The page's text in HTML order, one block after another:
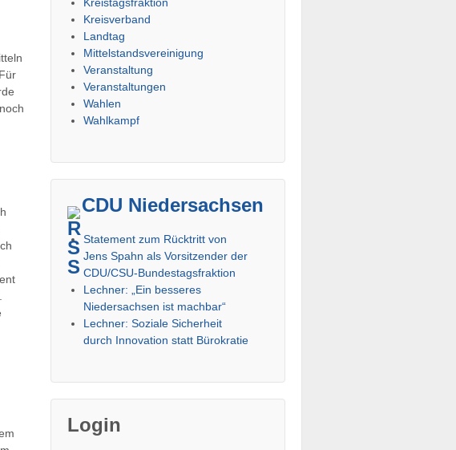
Kreistagsfraktion
Kreisverband
Landtag
Mittelstandsvereinigung
Veranstaltung
Veranstaltungen
Wahlen
Wahlkampf
CDU Niedersachsen
Statement zum Rücktritt von
Jens Spahn als Vorsitzender der
CDU/CSU-Bundestagsfraktion
Lechner: „Ein besseres
Niedersachsen ist machbar“
Lechner: Soziale Sicherheit
durch Innovation statt Bürokratie
Login